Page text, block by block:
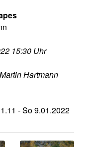
15:30 Uhr
Hartmann
- So 9.01.2022